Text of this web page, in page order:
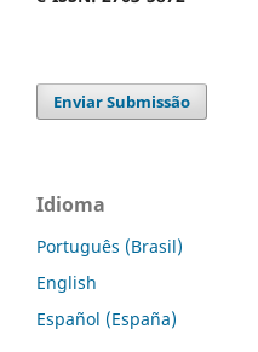
Enviar Submissão
Idioma
Português (Brasil)
English
Español (España)